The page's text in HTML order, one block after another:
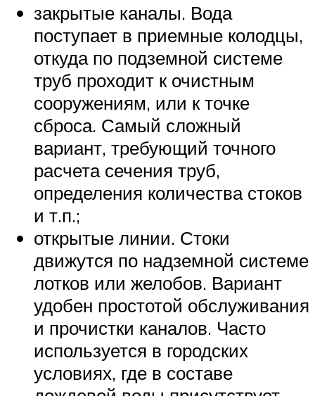
закрытые каналы. Вода
поступает в приемные колодцы,
откуда по подземной системе
труб проходит к очистным
сооружениям, или к точке
сброса. Самый сложный
вариант, требующий точного
расчета сечения труб,
определения количества стоков
и т.п.;
открытые линии. Стоки
движутся по надземной системе
лотков или желобов. Вариант
удобен простотой обслуживания
и прочистки каналов. Часто
используется в городских
условиях, где в составе